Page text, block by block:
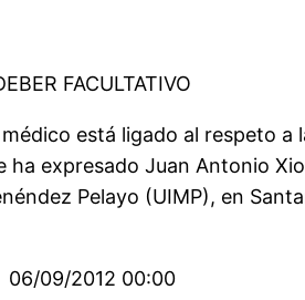
FACULTATIVO
está ligado al respeto
ha expresado Juan Antonio
Pelayo (UIMP), en
09/2012 00:00